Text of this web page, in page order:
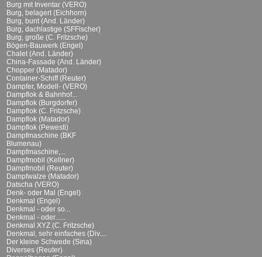
Burg mit Inventar (VERO)
Burg, belagert (Eichhorn)
Burg, bunt (And. Länder)
Burg, dachlastige (SFFischer)
Burg, große (C. Fritzsche)
Bögen-Bauwerk (Engel)
Chalet (And. Länder)
China-Fassade (And. Länder)
Chopper (Matador)
Container-Schiff (Reuter)
Dampfer, Modell- (VERO)
Dampflok & Bahnhof...
Dampflok (Burgdorfer)
Dampflok (C. Fritzsche)
Dampflok (Matador)
Dampflok (Pewesti)
Dampfmaschine (BKF
Blumenau)
Dampfmaschine,...
Dampfmobil (Kellner)
Dampfmobil (Reuter)
Dampfwalze (Matador)
Datscha (VERO)
Denk- oder Mal (Engel)
Denkmal (Engel)
Denkmal - oder so...
Denkmal - oder......
Denkmal XYZ (C. Fritzsche)
Denkmal, sehr einfaches (Div....
Der kleine Schwede (Sina)
Diverses (Reuter)